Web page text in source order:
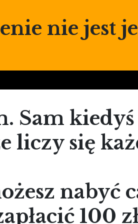
nie jest
Sam kiedyś
liczy się
nabyć
100